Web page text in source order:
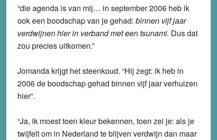
“die agenda is van mij… in september 2006 heb ik
ook een boodschap van je gehad: binnen vijf jaar
verdwijnen hier in verband met een tsunami. Dus dat
zou precies uitkomen.”
Jomanda krijgt het steenkoud. “Hij zegt: ik heb in
2006 de boodschap gehad binnen vijf jaar verhuizen
hier”.
“Ja, ik moest toen kleur bekennen, toen zei je: als je
twijfelt om in Nederland te blijven verdwijn dan maar